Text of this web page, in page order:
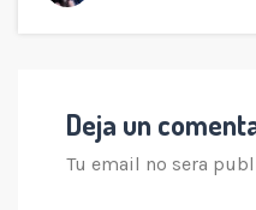
Deja un
Tu email no sera